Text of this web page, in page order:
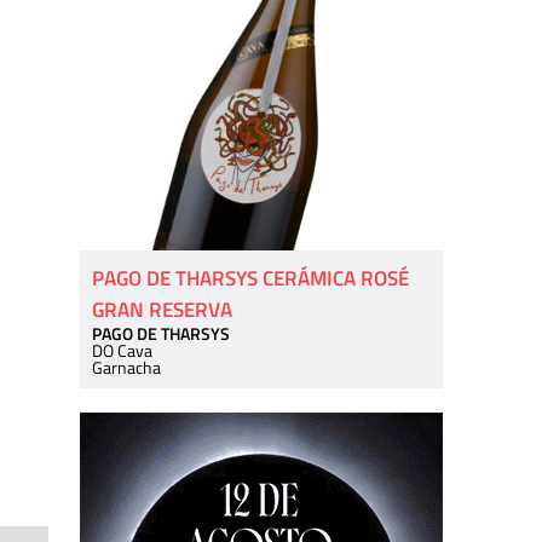
PAGO DE THARSYS CERÁMICA ROSÉ
GRAN RESERVA
PAGO DE THARSYS
DO Cava
Garnacha